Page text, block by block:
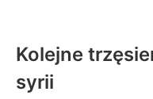
Kolejne
syrii